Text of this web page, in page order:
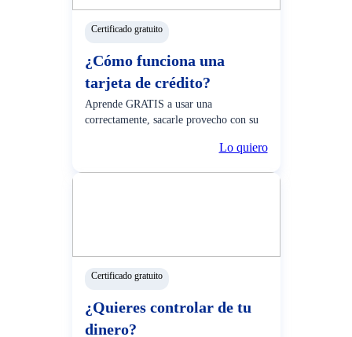
Certificado gratuito
¿Cómo funciona una
tarjeta de crédito?
Aprende GRATIS a usar una
correctamente, sacarle provecho con su
Lo quiero
Certificado gratuito
¿Quieres controlar de tu
dinero?